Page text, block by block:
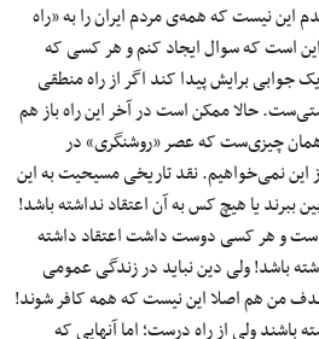
این نیست که همه‌ی مردم ایران را به «راه
است که سوال ایجاد کنم و هر کسی که
برایش پیدا کند اگر از راه منطقی
حالا ممکن است در آخر این راه باز هم
همان چیزی‌ست که عصر «روشنگری» در
نمی‌خواهیم. نقد تاریخی مسیحیت به این
ببرند یا هیچ کس به آن اعتقاد نداشته باشد!
و هر کسی دوست داشت اعتقاد داشته
باشد! ولی دین نباید در زندگی عمومی
من هم اصلا این نیست که همه کافر شوند!
باشند ولی از راه درست؛ اما آنهایی که